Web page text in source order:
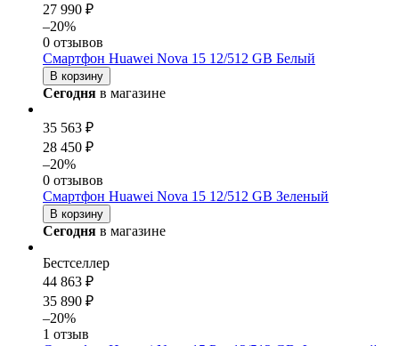
27 990 ₽
–20%
0 отзывов
Смартфон Huawei Nova 15 12/512 GB Белый
В корзину
Сегодня в магазине
35 563 ₽
28 450 ₽
–20%
0 отзывов
Смартфон Huawei Nova 15 12/512 GB Зеленый
В корзину
Сегодня в магазине
Бестселлер
44 863 ₽
35 890 ₽
–20%
1 отзыв